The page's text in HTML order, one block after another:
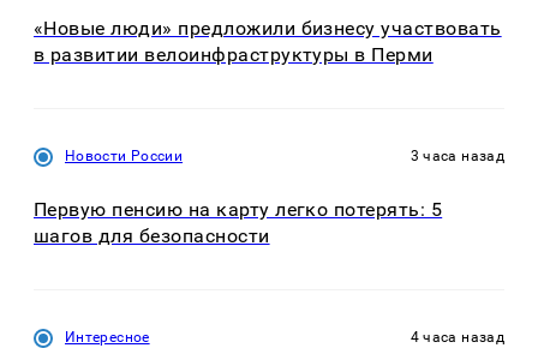
«Новые люди» предложили бизнесу участвовать
в развитии велоинфраструктуры в Перми
Новости России 3 часа назад
Первую пенсию на карту легко потерять: 5
шагов для безопасности
Интересное 4 часа назад